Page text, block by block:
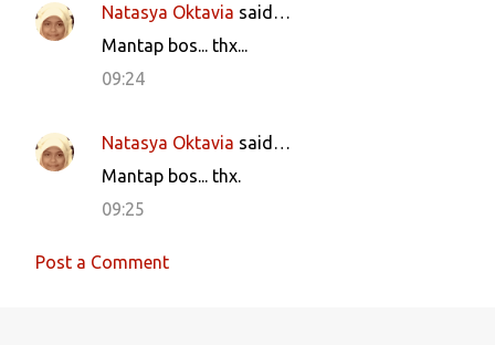
C
e
Natasya Oktavia said…
Mantap bos... thx...
09:24
Natasya Oktavia said…
Mantap bos... thx.
09:25
Post a Comment